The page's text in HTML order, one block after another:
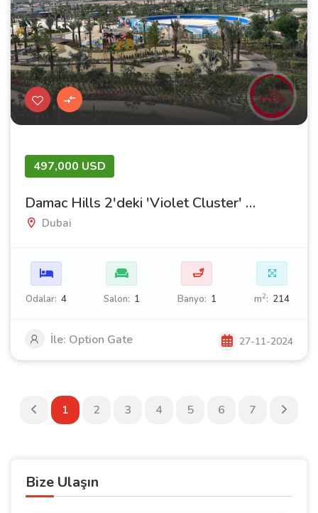
497,000 USD
Damac Hills 2'deki 'Violet Cluster' Sitesi'nde Dubai'de Satılık Evler
Dubai
Odalar: 4 Salon: 1
🛁
Banyo: 1 m2: 214
İle: Option Gate 27-11-2024
1 2 3 4 5 6 7
Bize Ulaşın